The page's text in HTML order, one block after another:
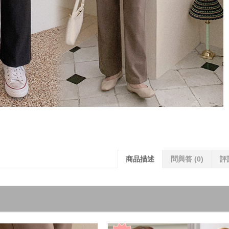
商品描述 問與答 (0) 評